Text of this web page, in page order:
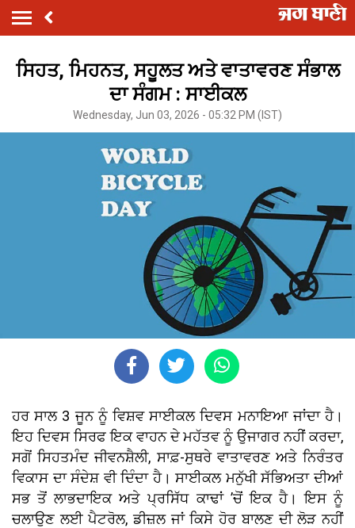
ਸਿਹਤ, ਮਿਹਨਤ, ਸਹੂਲਤ ਅਤੇ ਵਾਤਾਵਰਣ ਸੰਭਾਲ
ਦਾ ਸੰਗਮ : ਸਾਈਕਲ
Wednesday, Jun 03, 2026 - 05:32 PM (IST)
ਹਰ ਸਾਲ 3 ਜੂਨ ਨੂੰ ਵਿਸ਼ਵ ਸਾਈਕਲ ਦਿਵਸ ਮਨਾਇਆ ਜਾਂਦਾ ਹੈ।
ਇਹ ਦਿਵਸ ਸਿਰਫ ਇਕ ਵਾਹਨ ਦੇ ਮਹੱਤਵ ਨੂੰ ਉਜਾਗਰ ਨਹੀਂ ਕਰਦਾ,
ਸਗੋਂ ਸਿਹਤਮੰਦ ਜੀਵਨਸ਼ੈਲੀ, ਸਾਫ਼-ਸੁਥਰੇ ਵਾਤਾਵਰਣ ਅਤੇ ਨਿਰੰਤਰ
ਵਿਕਾਸ ਦਾ ਸੰਦੇਸ਼ ਵੀ ਦਿੰਦਾ ਹੈ। ਸਾਈਕਲ ਮਨੁੱਖੀ ਸੱਭਿਅਤਾ ਦੀਆਂ
ਸਭ ਤੋਂ ਲਾਭਦਾਇਕ ਅਤੇ ਪ੍ਰਸਿੱਧ ਕਾਢਾਂ ’ਚੋਂ ਇਕ ਹੈ। ਇਸ ਨੂੰ
ਚਲਾਉਣ ਲਈ ਪੈਟਰੋਲ, ਡੀਜ਼ਲ ਜਾਂ ਕਿਸੇ ਹੋਰ ਬਾਲਣ ਦੀ ਲੋੜ ਨਹੀਂ